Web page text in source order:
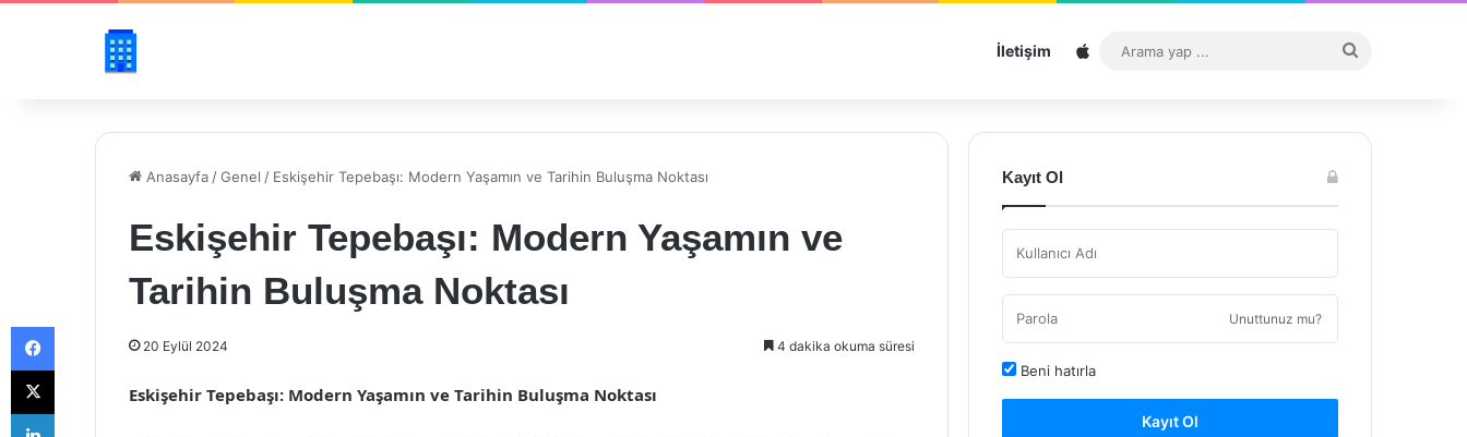
İletişim Sitemap
...
Anasayfa /Genel / Eskişehir Tepebaşı: Modern Yaşamın ve Tarihin Buluşma Noktası
Eskişehir Tepebaşı: Modern Yaşamın ve
Tarihin Buluşma Noktası
20 Eylül 2024 4 dakika okuma süresi
Eskişehir Tepebaşı: Modern Yaşamın ve Tarihin Buluşma Noktası
Kayıt Ol
Unuttunuz mu?
Beni hatırla
Kayıt Ol
Facebook
X
LinkedIn